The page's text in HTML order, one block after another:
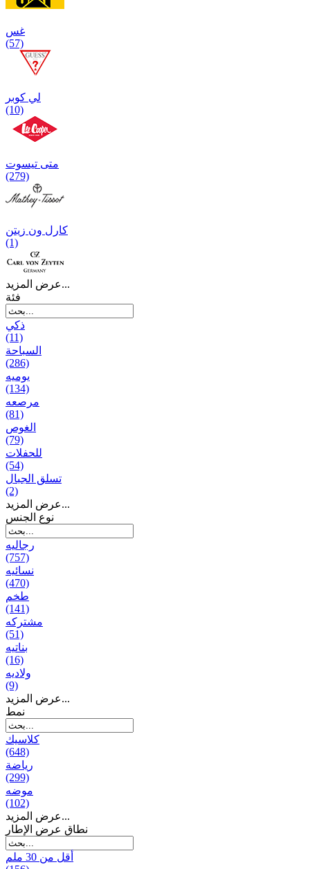
غس
(57)
لي كوبر
(10)
متی تیسوت
(279)
کارل ون زیتن
(1)
عرض المزيد...
فئة
ذكي
(11)
السباحة
(286)
يومیه
(134)
مرصعه
(81)
الغوص
(79)
للحفلات
(54)
تسلق الجبال
(2)
عرض المزيد...
نوع الجنس
رجالیه
(757)
نسائیه
(470)
طخم
(141)
مشتركه
(51)
بناتیه
(16)
ولادیه
(9)
عرض المزيد...
نمط
كلاسيك
(648)
رياضة
(299)
موضه
(102)
عرض المزيد...
نطاق عرض الإطار
أقل من 30 ملم